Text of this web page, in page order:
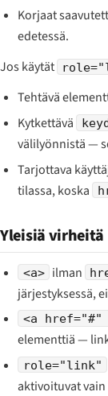
Korjaat
edetessä.
Jos käytät
Tehtävä
Kytkettävä
välilyönnistä —
Tarjottava
tilassa, koska
Yleisiä virheitä
<a> ilman
järjestyksessä,
<a
elementtiä —
role="link"
aktivoituvat